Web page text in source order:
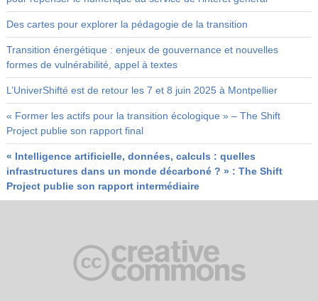
Des cartes pour explorer la pédagogie de la transition
Transition énergétique : enjeux de gouvernance et nouvelles
formes de vulnérabilité, appel à textes
L’UniverShifté est de retour les 7 et 8 juin 2025 à Montpellier
« Former les actifs pour la transition écologique » – The Shift
Project publie son rapport final
« Intelligence artificielle, données, calculs : quelles
infrastructures dans un monde décarboné ? » : The Shift
Project publie son rapport intermédiaire